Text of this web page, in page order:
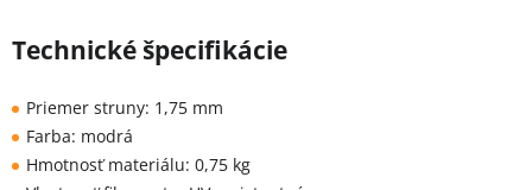
Technické špecifikácie
Priemer struny: 1,75 mm
Farba: modrá
Hmotnosť materiálu: 0,75 kg